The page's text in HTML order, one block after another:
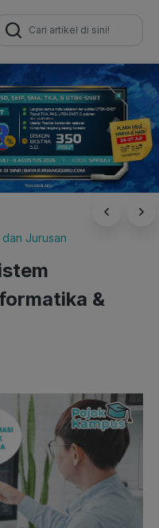
Search
for:
Jurusan
&